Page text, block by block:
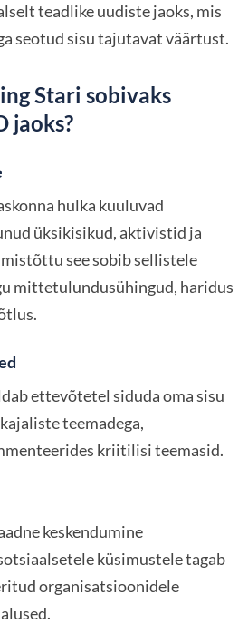
teadlike uudiste jaoks, mis
seotud sisu tajutavat väärtust.
Stari sobivaks
jaoks?
hulka kuuluvad
üksikisikud, aktivistid ja
see sobib sellistele
mittetulundusühingud, haridus
ettevõtetel siduda oma sisu
teemadega,
kriitilisi teemasid.
keskendumine
küsimustele tagab
organisatsioonidele